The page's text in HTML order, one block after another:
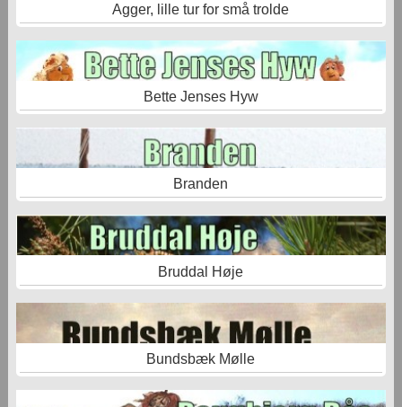
Agger, lille tur for små trolde
Bette Jenses Hyw
Branden
Bruddal Høje
Bundsbæk Mølle